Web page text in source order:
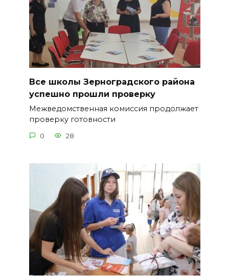
Все школы Зерноградского района
успешно прошли проверку
Межведомственная комиссия продолжает
проверку готовности
0 28